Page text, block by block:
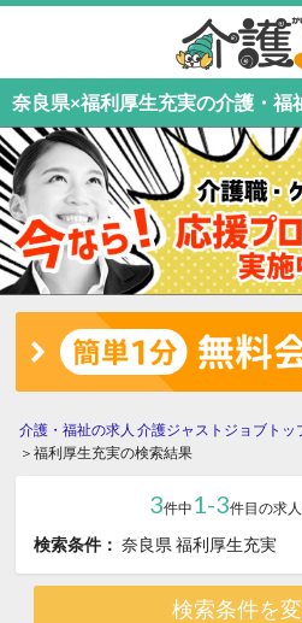
介護・福祉の求人 介護ジャストジョブトッ
福利厚生充実の検索結果
3件中 1-3件目の求
検索条件： 奈良県 福利厚生充実
検索条件を